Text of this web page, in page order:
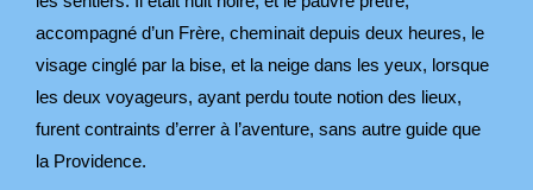
accompagné d’un Frère, cheminait depuis deux heures, le
visage cinglé par la bise, et la neige dans les yeux, lorsque
les deux voyageurs, ayant perdu toute notion des lieux,
furent contraints d’errer à l’aventure, sans autre guide que
la Providence.